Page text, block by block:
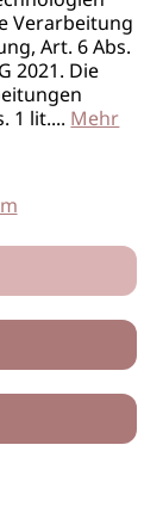
Verarbeitung
Art. 6 Abs.
2021. Die
1 lit....Mehr